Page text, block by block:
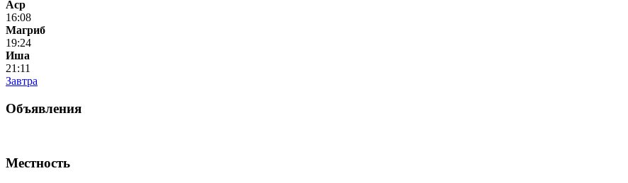
Аср
16:08
Магриб
19:24
Иша
21:11
Завтра
Объявления
Местность